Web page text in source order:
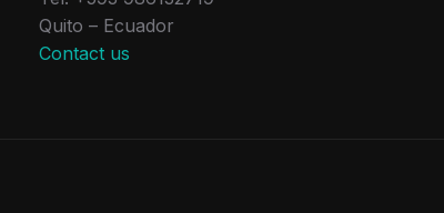
Quito – Ecuador
Contact us